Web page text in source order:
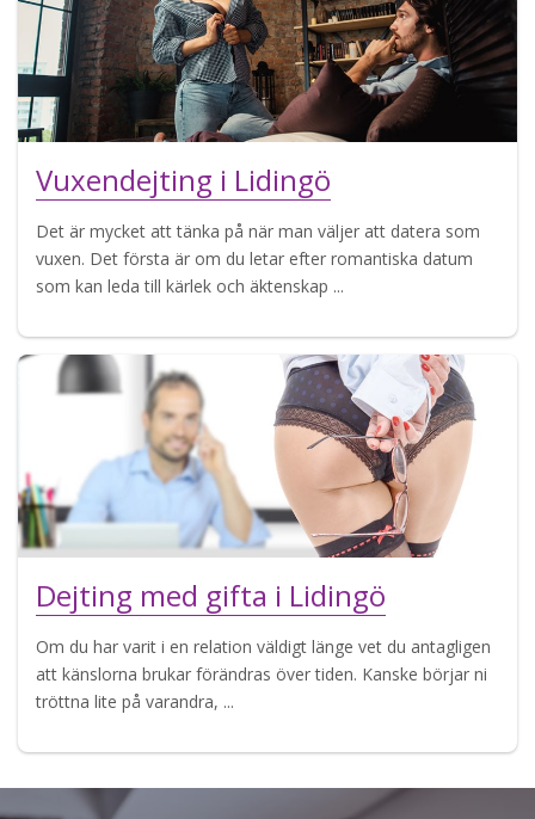
Vuxendejting i Lidingö
Det är mycket att tänka på när man väljer att datera som
vuxen. Det första är om du letar efter romantiska datum
som kan leda till kärlek och äktenskap ...
Dejting med gifta i Lidingö
Om du har varit i en relation väldigt länge vet du antagligen
att känslorna brukar förändras över tiden. Kanske börjar ni
tröttna lite på varandra, ...